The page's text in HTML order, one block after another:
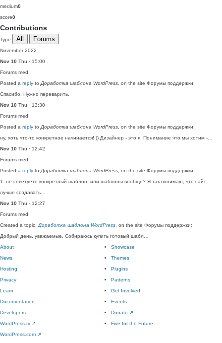
medium0
score0
Contributions
Type All Forums
November 2022
Nov 10 Thu · 15:00
Forums med
Posted a reply to Доработка шаблона WordPress , on the site Форумы поддержки:
Спасибо. Нужно переварить.
Nov 10 Thu · 13:30
Forums med
Posted a reply to Доработка шаблона WordPress , on the site Форумы поддержки:
ну, хоть что-то конкретное начинается! )) Дизайнер - это я. Понимание что мы хотим -…
Nov 10 Thu · 12:42
Forums med
Posted a reply to Доработка шаблона WordPress , on the site Форумы поддержки:
1. не советуете конкретный шаблон, или шаблоны вообще? Я так понимаю, что сайт
лучше создавать…
Nov 10 Thu · 12:27
Forums med
Created a topic, Доработка шаблона WordPress , on the site Форумы поддержки:
Добрый день, уважаемые. Собираюсь купить готовый шабл…
About
News
Hosting
Privacy
Showcase
Themes
Plugins
Patterns
Learn
Documentation
Developers
WordPress.tv ↗
Get Involved
Events
Donate ↗
Five for the Future
WordPress.com ↗